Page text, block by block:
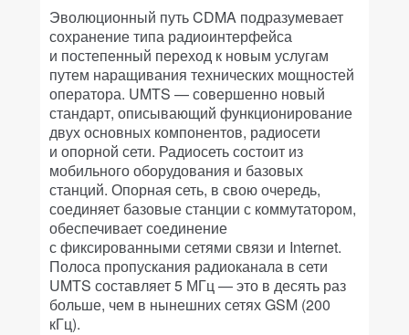
Эволюционный путь CDMA подразумевает
сохранение типа радиоинтерфейса
и постепенный переход к новым услугам
путем наращивания технических мощностей
оператора. UMTS — совершенно новый
стандарт, описывающий функционирование
двух основных компонентов, радиосети
и опорной сети. Радиосеть состоит из
мобильного оборудования и базовых
станций. Опорная сеть, в свою очередь,
соединяет базовые станции с коммутатором,
обеспечивает соединение
с фиксированными сетями связи и Internet.
Полоса пропускания радиоканала в сети
UMTS составляет 5 МГц — это в десять раз
больше, чем в нынешних сетях GSM (200
кГц).